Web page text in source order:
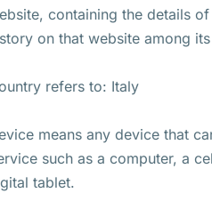
containing the details
on that website among
refers to: Italy
means any device that
such as a computer, a
tablet.